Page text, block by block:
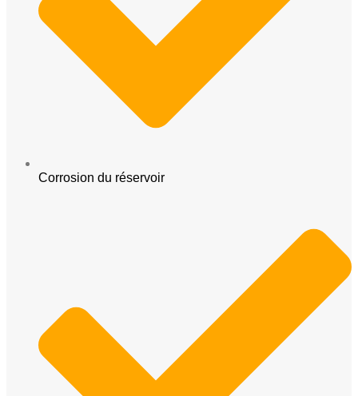
Corrosion du réservoir